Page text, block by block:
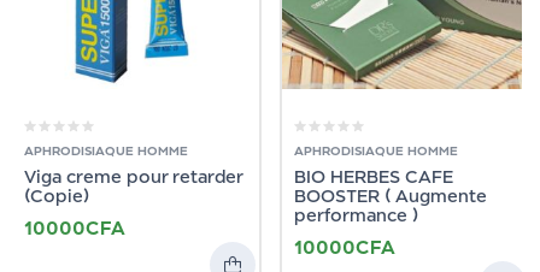
APHRODISIAQUE HOMME
Viga creme pour retarder
(Copie)
10000CFA
APHRODISIAQUE HOMME
BIO HERBES CAFE
BOOSTER ( Augmente
performance )
10000CFA